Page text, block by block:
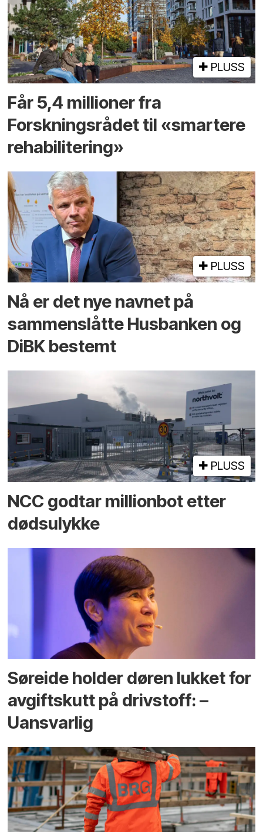
PLUSS
Får 5,4 millioner fra
Forskningsrådet til «smartere
rehabilitering»
PLUSS
Nå er det nye navnet på
sammenslåtte Husbanken og
DiBK bestemt
PLUSS
NCC godtar millionbot etter
dødsulykke
Søreide holder døren lukket for
avgiftskutt på drivstoff: –
Uansvarlig